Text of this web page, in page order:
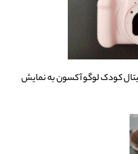
کودک لوگو آکسون به نمایش